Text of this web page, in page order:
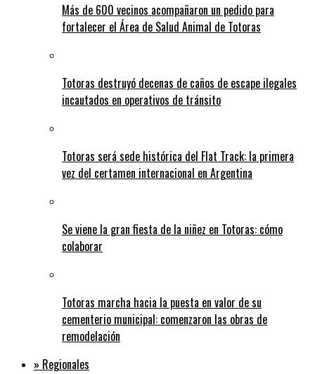
Más de 600 vecinos acompañaron un pedido para
fortalecer el Área de Salud Animal de Totoras
Totoras destruyó decenas de caños de escape ilegales
incautados en operativos de tránsito
Totoras será sede histórica del Flat Track: la primera
vez del certamen internacional en Argentina
Se viene la gran fiesta de la niñez en Totoras: cómo
colaborar
Totoras marcha hacia la puesta en valor de su
cementerio municipal: comenzaron las obras de
remodelación
» Regionales